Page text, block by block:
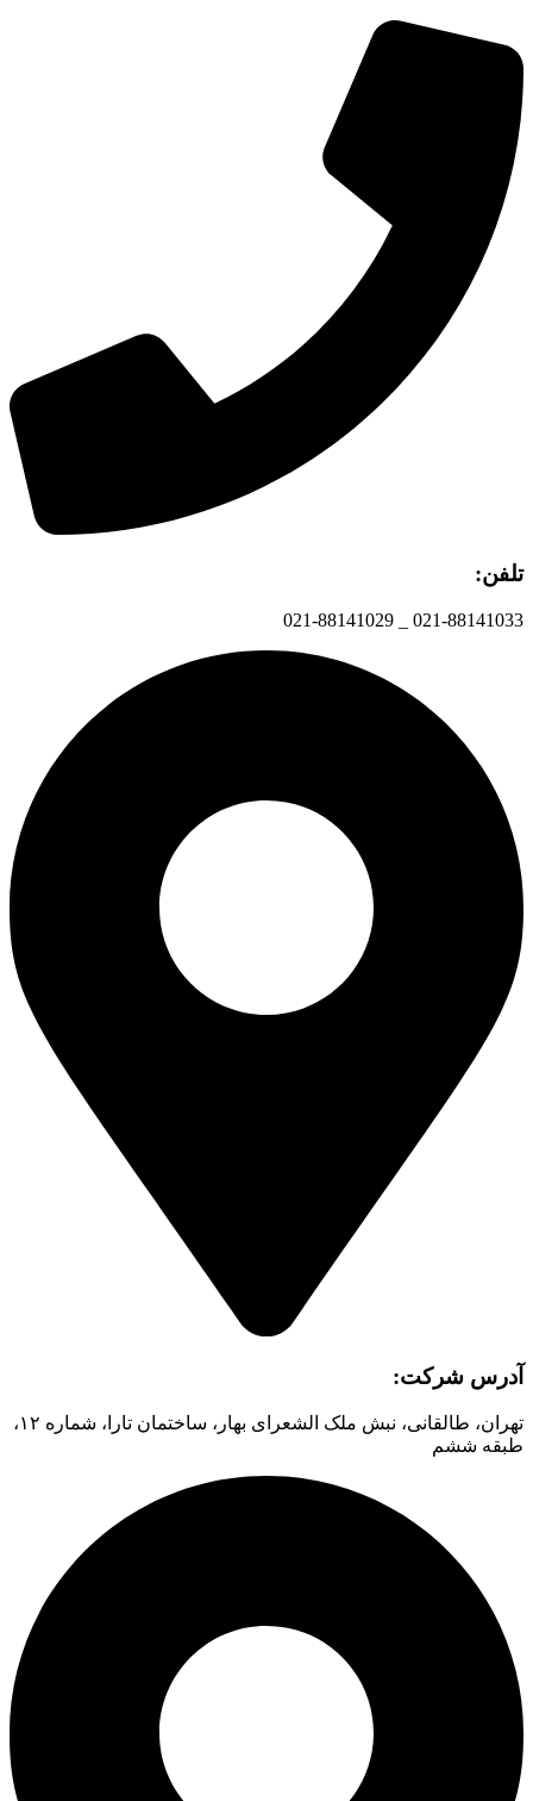
تلفن:
021-88141033 _ 021-88141029
آدرس شرکت:
تهران، طالقانی، نبش ملک الشعرای بهار، ساختمان تارا، شماره ۱۲،
طبقه ششم